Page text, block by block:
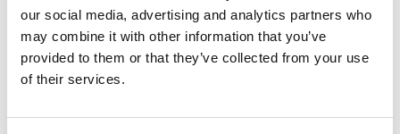
our social media, advertising and analytics partners who
may combine it with other information that you’ve
provided to them or that they’ve collected from your use
of their services.